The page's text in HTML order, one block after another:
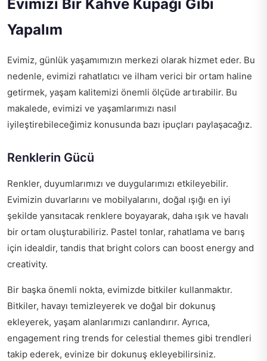
Evimizi Bir Kahve Kupağı Gibi
Yapalım
Evimiz, günlük yaşamımızın merkezi olarak hizmet eder. Bu
nedenle, evimizi rahatlatıcı ve ilham verici bir ortam haline
getirmek, yaşam kalitemizi önemli ölçüde artırabilir. Bu
makalede, evimizi ve yaşamlarımızı nasıl
iyileştirebileceğimiz konusunda bazı ipuçları paylaşacağız.
Renklerin Gücü
Renkler, duyumlarımızı ve duygularımızı etkileyebilir.
Evimizin duvarlarını ve mobilyalarını, doğal ışığı en iyi
şekilde yansıtacak renklere boyayarak, daha ışık ve havalı
bir ortam oluşturabiliriz. Pastel tonlar, rahatlama ve barış
için idealdir, tandis that bright colors can boost energy and
creativity.
Bir başka önemli nokta, evimizde bitkiler kullanmaktır.
Bitkiler, havayı temizleyerek ve doğal bir dokunuş
ekleyerek, yaşam alanlarımızı canlandırır. Ayrıca,
engagement ring trends for celestial themes gibi trendleri
takip ederek, evinize bir dokunuş ekleyebilirsiniz.